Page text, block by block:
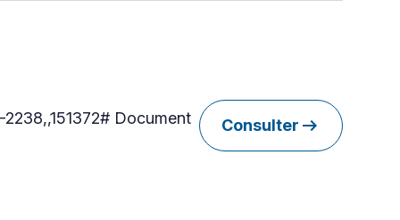
Document
Consulter arrow_right_alt